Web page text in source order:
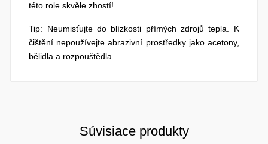
této role skvěle zhostí!
Tip: Neumisťujte do blízkosti přímých zdrojů tepla. K
čištění nepoužívejte abrazivní prostředky jako acetony,
bělidla a rozpouštědla.
Súvisiace produkty